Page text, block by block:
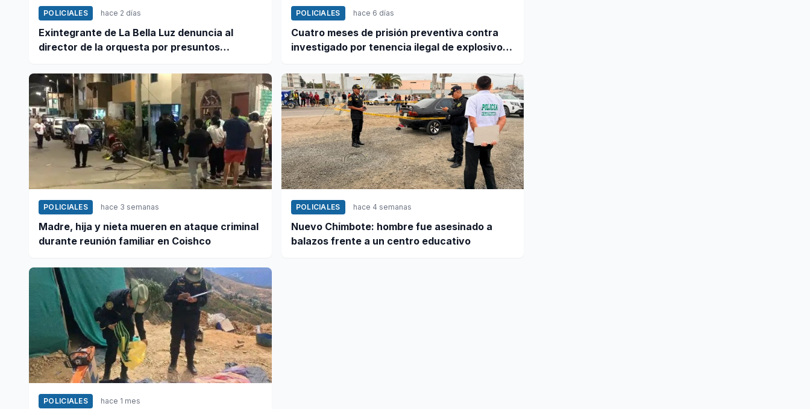
POLICIALES hace 2 días
Exintegrante de La Bella Luz denuncia al
director de la orquesta por presuntos
POLICIALES hace 6 días
Cuatro meses de prisión preventiva contra
investigado por tenencia ilegal de explosivos
POLICIALES hace 3 semanas
Madre, hija y nieta mueren en ataque criminal
durante reunión familiar en Coishco
POLICIALES hace 4 semanas
Nuevo Chimbote: hombre fue asesinado a
balazos frente a un centro educativo
POLICIALES hace 1 mes